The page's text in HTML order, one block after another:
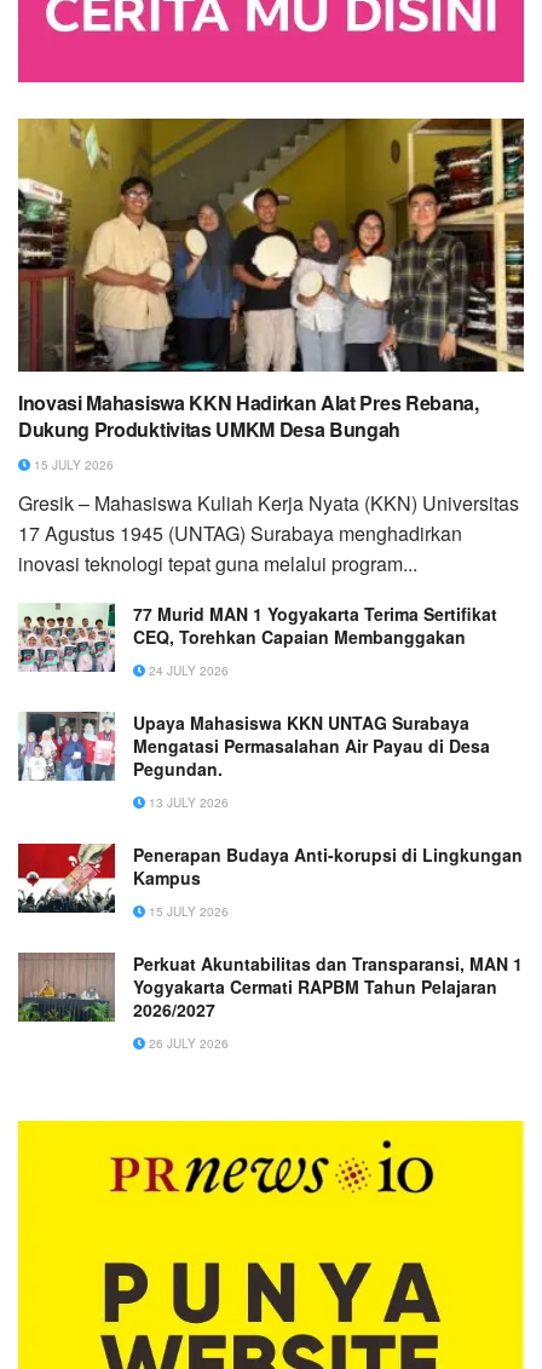
Inovasi Mahasiswa KKN Hadirkan Alat Pres Rebana,
Dukung Produktivitas UMKM Desa Bungah
15 JULY 2026
Gresik – Mahasiswa Kuliah Kerja Nyata (KKN) Universitas
17 Agustus 1945 (UNTAG) Surabaya menghadirkan
inovasi teknologi tepat guna melalui program...
77 Murid MAN 1 Yogyakarta Terima Sertifikat
CEQ, Torehkan Capaian Membanggakan
24 JULY 2026
Upaya Mahasiswa KKN UNTAG Surabaya
Mengatasi Permasalahan Air Payau di Desa
Pegundan.
13 JULY 2026
Penerapan Budaya Anti-korupsi di Lingkungan
Kampus
15 JULY 2026
Perkuat Akuntabilitas dan Transparansi, MAN 1
Yogyakarta Cermati RAPBM Tahun Pelajaran
2026/2027
26 JULY 2026